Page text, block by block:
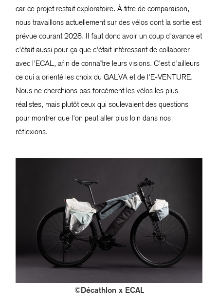
car ce projet restait exploratoire. À titre de comparaison,
nous travaillons actuellement sur des vélos dont la sortie est
prévue courant 2028. Il faut donc avoir un coup d'avance et
c'était aussi pour ça que c'était intéressant de collaborer
avec l'ECAL, afin de connaître leurs visions. C'est d'ailleurs
ce qui a orienté les choix du GALVA et de l'E-VENTURE.
Nous ne cherchions pas forcément les vélos les plus
réalistes, mais plutôt ceux qui soulevaient des questions
pour montrer que l'on peut aller plus loin dans nos
réflexions.
©Décathlon x ECAL